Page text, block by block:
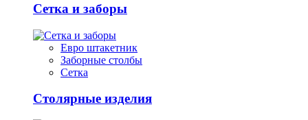
Сетка и заборы
Евро штакетник
Заборные столбы
Сетка
Столярные изделия